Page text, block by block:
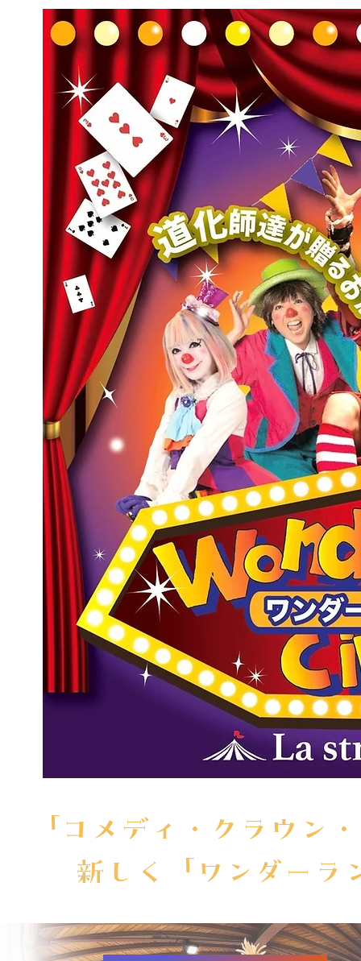
「コメディ・クラウン
新しく「ワンダーラ